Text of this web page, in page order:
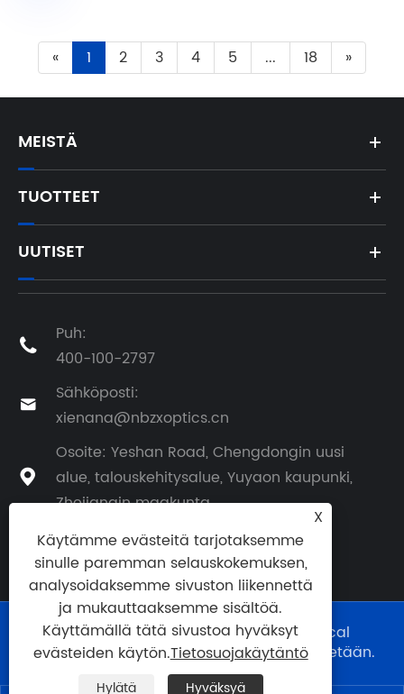
« 1 2 3 4 5 ... 18 »
MEISTÄ
TUOTTEET
UUTISET

Puh:
400-100-2797

Sähköposti:
xienana@nbzxoptics.cn

Osoite: Yeshan Road, Chengdongin uusi
alue, talouskehitysalue, Yuyaon kaupunki,
Zhejiangin maakunta
Copyright © 2024 Ningbo Zhixing Optical
Technology Co., Ltd. Kaikki oikeudet pidätetään.
Links | Sitemap | RSS |
X
Käytämme evästeitä tarjotaksemme
sinulle paremman selauskokemuksen,
analysoidaksemme sivuston liikennettä
ja mukauttaaksemme sisältöä.
Käyttämällä tätä sivustoa hyväksyt
evästeiden käytön.Tietosuojakäytäntö
Hylätä Hyväksyä